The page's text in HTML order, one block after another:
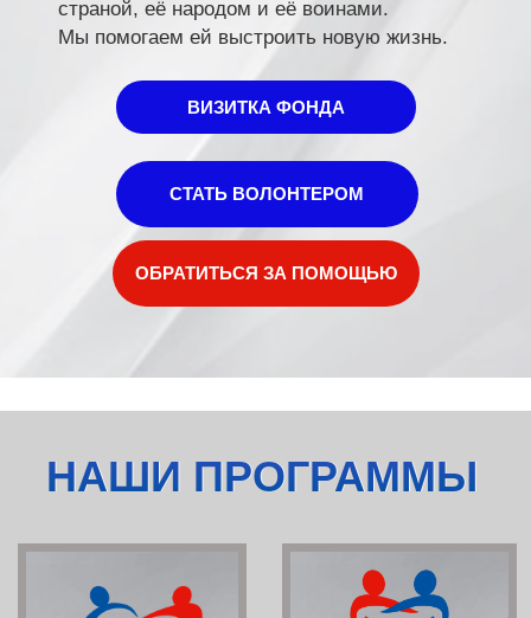
ОБРАТИТЬСЯ ЗА ПОМОЩЬЮ
НАШИ ПРОГРАММЫ
НАШИ ПРОГРАММЫ
учреждениям и помощь
получившим ранения и